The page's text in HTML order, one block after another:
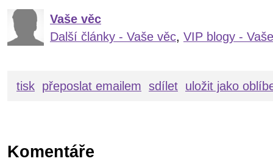
Vaše věc
Další články - Vaše věc, VIP blogy -
tisk přeposlat emailem sdílet uložit jako
Komentáře